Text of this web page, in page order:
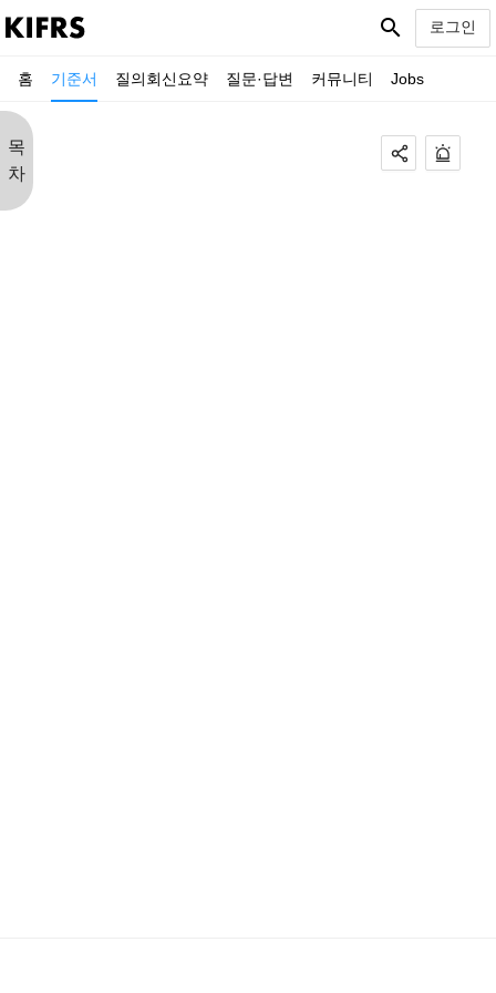
홈 기준서 질의회신요약 질문·답변 커뮤니티 Jobs
search 로그인
목
차